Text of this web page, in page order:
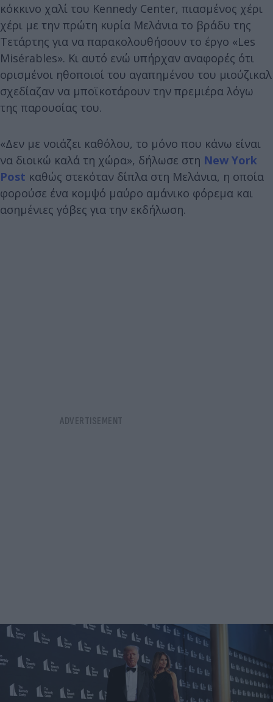
κόκκινο χαλί του Kennedy Center, πιασμένος χέρι
χέρι με την πρώτη κυρία Μελάνια το βράδυ της
Τετάρτης για να παρακολουθήσουν το έργο «Les
Misérables». Κι αυτό ενώ υπήρχαν αναφορές ότι
ορισμένοι ηθοποιοί του αγαπημένου του μιούζικαλ
σχεδίαζαν να μποϊκοτάρουν την πρεμιέρα λόγω
της παρουσίας του.
«Δεν με νοιάζει καθόλου, το μόνο που κάνω είναι
να διοικώ καλά τη χώρα», δήλωσε στη New York
Post καθώς στεκόταν δίπλα στη Μελάνια, η οποία
φορούσε ένα κομψό μαύρο αμάνικο φόρεμα και
ασημένιες γόβες για την εκδήλωση.